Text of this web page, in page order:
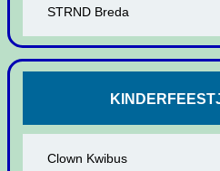
STRND Breda
Clown Kwibus